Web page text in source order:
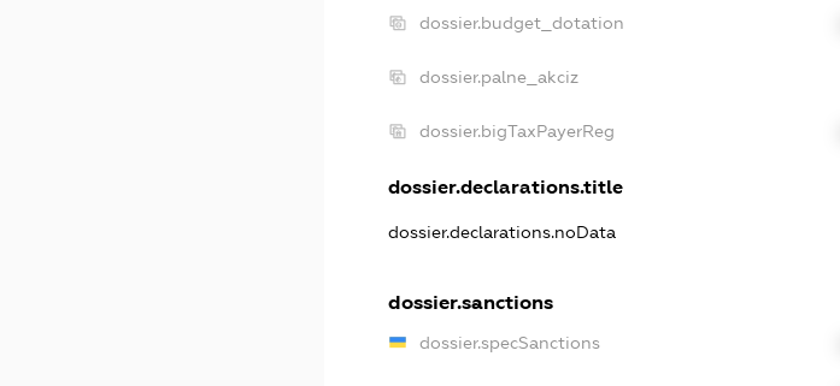
dossier.budget_dotation
dossier.palne_akciz
dossier.bigTaxPayerReg
dossier.declarations.title
dossier.declarations.noData
dossier.sanctions
dossier.specSanctions